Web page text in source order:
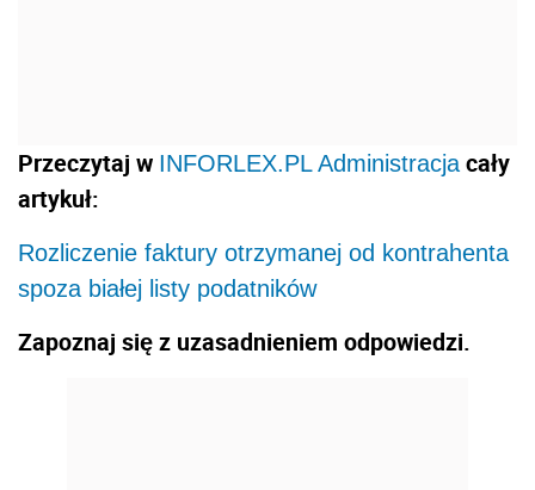
Przeczytaj w INFORLEX.PL Administracjacały
artykuł:
Rozliczenie faktury otrzymanej od kontrahenta
spoza białej listy podatników
Zapoznaj się z uzasadnieniem odpowiedzi.